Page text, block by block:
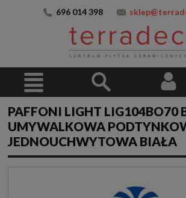
696 014 398
PAFFONI LIGHT LIG104BO70
UMYWALKOWA
JEDNOUCHWYTOWA BIAŁA